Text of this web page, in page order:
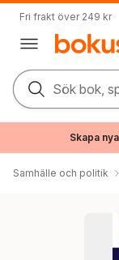
Fri frakt över 249 kr
Sök bok,
Skapa
Samhälle och politik